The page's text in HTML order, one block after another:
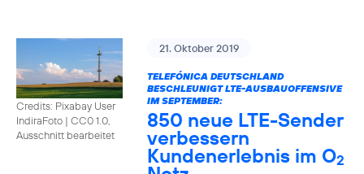
Credits: Pixabay User
IndiraFoto | CC0 1.0,
Ausschnitt bearbeitet
21. Oktober 2019
TELEFÓNICA DEUTSCHLAND
BESCHLEUNIGT LTE-AUSBAUOFFENSIVE
IM SEPTEMBER:
850 neue LTE-Sender
verbessern
Kundenerlebnis im O2